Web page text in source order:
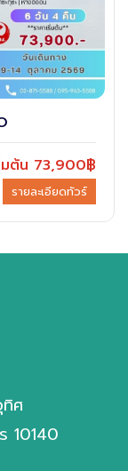
มต้น 73,900฿
รายละเอียดทัวร์
ทิศ
10140